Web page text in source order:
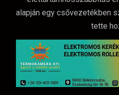
alapján egy csővezetékben
tette